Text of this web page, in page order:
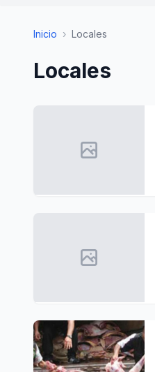
Inicio › Locales
Locales